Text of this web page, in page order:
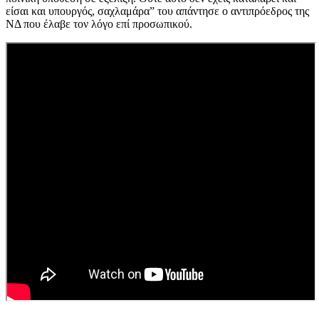
είσαι και υπουργός, σαχλαμάρα” του απάντησε ο αντιπρόεδρος της
ΝΔ που έλαβε τον λόγο επί προσωπικού.